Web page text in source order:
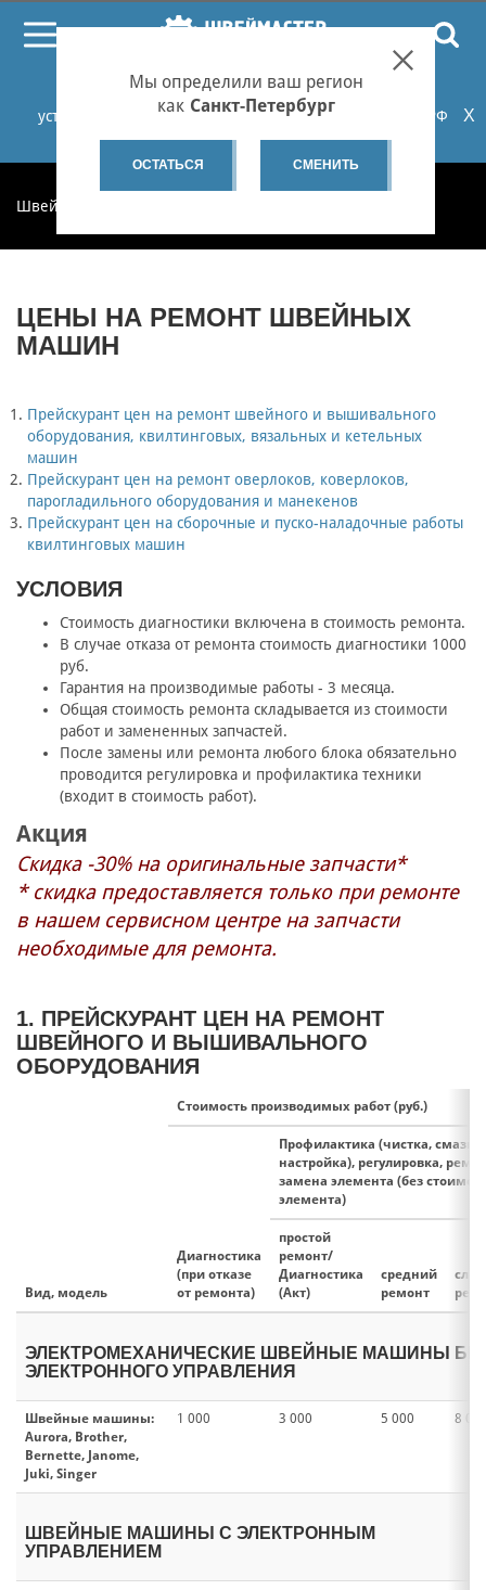
При проблемах с онлайн-оплатой заказов на сайте
установите российские сертификаты НУЦ Минцифры РФ
или используйте Яндекс.Браузер.Подробнее...
X
Мы определили ваш регион
как Санкт-Петербург
ОСТАТЬСЯ СМЕНИТЬ
Швеймастер
ЦЕНЫ НА РЕМОНТ ШВЕЙНЫХ
МАШИН
Прейскурант цен на ремонт швейного и вышивального
оборудования, квилтинговых, вязальных и кетельных
машин
Прейскурант цен на ремонт оверлоков, коверлоков,
парогладильного оборудования и манекенов
Прейскурант цен на сборочные и пуско-наладочные работы
квилтинговых машин
УСЛОВИЯ
Стоимость диагностики включена в стоимость ремонта.
В случае отказа от ремонта стоимость диагностики 1000
руб.
Гарантия на производимые работы - 3 месяца.
Общая стоимость ремонта складывается из стоимости
работ и замененных запчастей.
После замены или ремонта любого блока обязательно
проводится регулировка и профилактика техники
(входит в стоимость работ).
Акция
Скидка -30% на оригинальные запчасти*
* скидка предоставляется только при ремонте
в нашем сервисном центре на запчасти
необходимые для ремонта.
1. ПРЕЙСКУРАНТ ЦЕН НА РЕМОНТ
ШВЕЙНОГО И ВЫШИВАЛЬНОГО
ОБОРУДОВАНИЯ
Вид, модель
Стоимость производимых работ (руб.)
Диагностика
(при отказе
от ремонта)
Профилактика (чистка, смазка,
настройка), регулировка,
замена элемента (без
элемента)
простой
ремонт/
Диагностика
(Акт)
средний
ремонт
ЭЛЕКТРОМЕХАНИЧЕСКИЕ ШВЕЙНЫЕ МАШИНЫ
ЭЛЕКТРОННОГО УПРАВЛЕНИЯ
Швейные машины:
Aurora, Brother,
Bernette, Janome,
Juki, Singer
1 000 3 000 5 000 8
ШВЕЙНЫЕ МАШИНЫ С ЭЛЕКТРОННЫМ
УПРАВЛЕНИЕМ